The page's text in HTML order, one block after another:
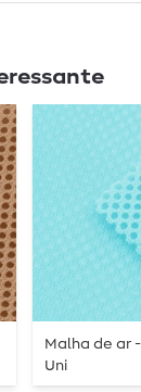
Malha de ar
Uni